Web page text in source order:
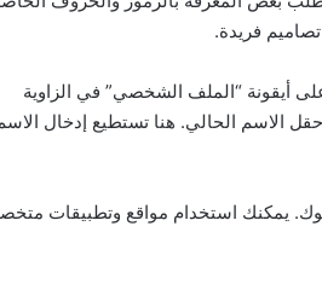
فريدة.
أيقونة “الملف الشخصي” في الزاوية
الاسم الحالي. هنا تستطيع إدخال
يمكنك استخدام مواقع وتطبيقات